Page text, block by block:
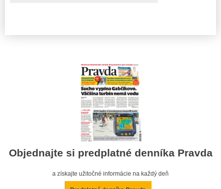
Objednajte si predplatné denníka Pravda
a získajte užitočné informácie na každý deň